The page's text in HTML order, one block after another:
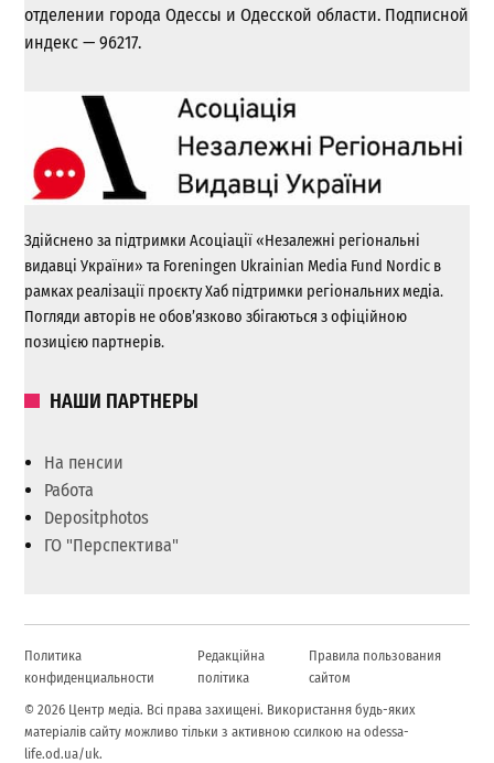
отделении города Одессы и Одесской области. Подписной
индекс — 96217.
Здійснено за підтримки Асоціації «Незалежні регіональні
видавці України» та Foreningen Ukrainian Media Fund Nordic в
рамках реалізації проєкту Хаб підтримки регіональних медіа.
Погляди авторів не обов’язково збігаються з офіційною
позицією партнерів.
НАШИ ПАРТНЕРЫ
На пенсии
Работа
Depositphotos
ГО "Перспектива"
Политика
конфиденциальности
Редакційна
політика
Правила пользования
сайтом
© 2026 Центр медіа. Всі права захищені. Використання будь-яких
матеріалів сайту можливо тільки з активною ссилкою на odessa-
life.od.ua/uk.